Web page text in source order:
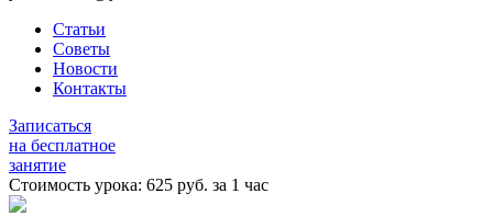
Статьи
Советы
Новости
Контакты
Записаться
на бесплатное
занятие
Стоимость урока: 625 руб. за 1 час